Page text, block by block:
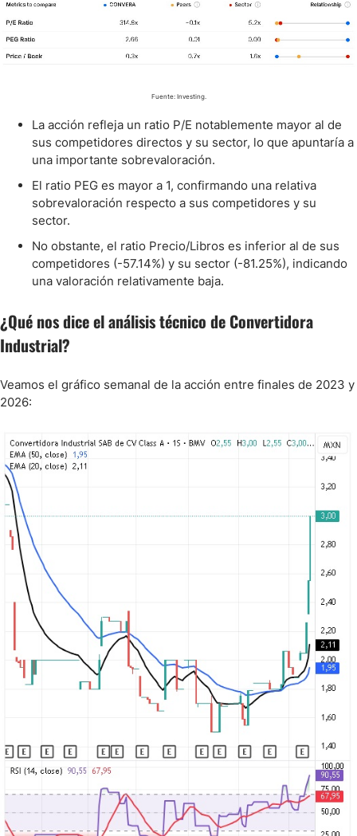
Fuente: Investing.
La acción refleja un ratio P/E notablemente mayor al de
sus competidores directos y su sector, lo que apuntaría a
una importante sobrevaloración.
El ratio PEG es mayor a 1, confirmando una relativa
sobrevaloración respecto a sus competidores y su
sector.
No obstante, el ratio Precio/Libros es inferior al de sus
competidores (-57.14%) y su sector (-81.25%), indicando
una valoración relativamente baja.
¿Qué nos dice el análisis técnico de Convertidora
Industrial?
Veamos el gráfico semanal de la acción entre finales de 2023 y
2026: